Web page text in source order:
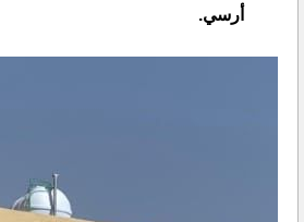
أرسي.